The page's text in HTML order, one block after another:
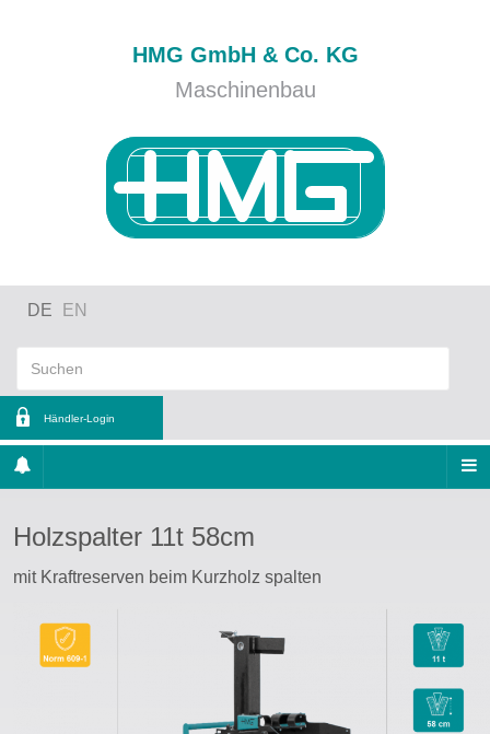
HMG GmbH & Co. KG
Maschinenbau
DE EN
Händler-Login
Holzspalter 11t 58cm
mit Kraftreserven beim Kurzholz spalten